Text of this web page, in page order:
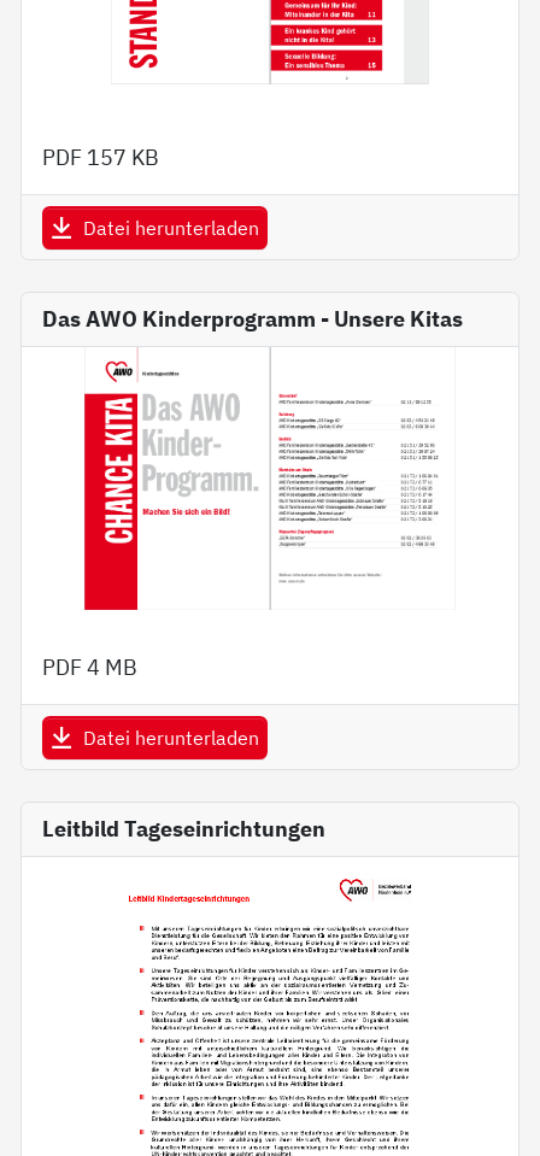
PDF 157 KB
Datei herunterladen
Das AWO Kinderprogramm - Unsere Kitas
PDF4 MB
Datei herunterladen
Leitbild Tageseinrichtungen